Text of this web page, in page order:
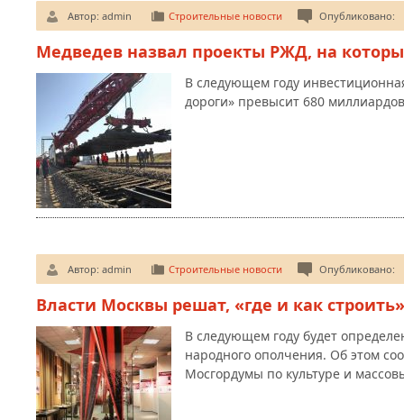
Автор: admin Строительные новости Опубликовано:
Медведев назвал проекты РЖД, на
В следующем году
дороги» превысит 680
Автор: admin Строительные новости Опубликовано:
Власти Москвы решат, «где и как
В следующем году будет
народного ополчения. Об этом
Мосгордумы по культуре и